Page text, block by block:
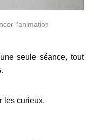
l’animation
seule séance, tout
les curieux.